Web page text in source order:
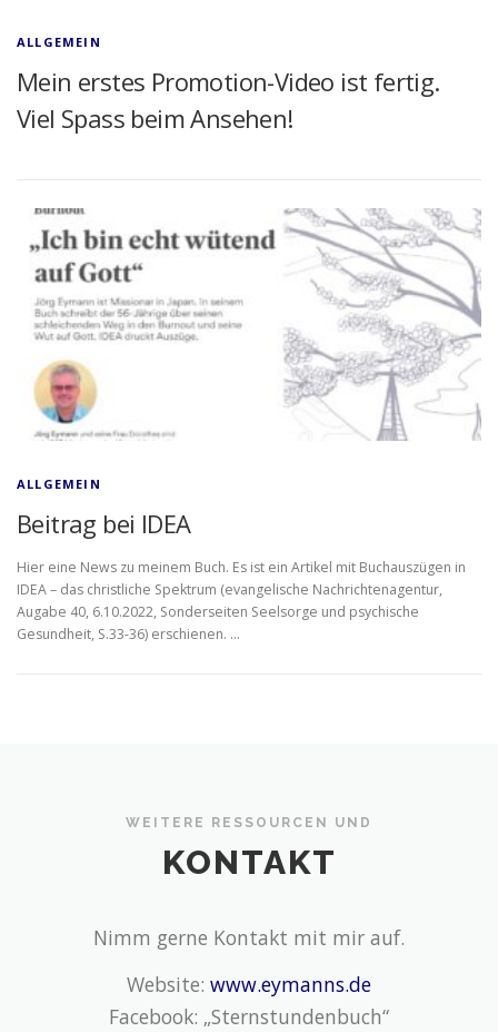
ALLGEMEIN
Mein erstes Promotion-Video ist fertig.
Viel Spass beim Ansehen!
ALLGEMEIN
Beitrag bei IDEA
Hier eine News zu meinem Buch. Es ist ein Artikel mit Buchauszügen in
IDEA – das christliche Spektrum (evangelische Nachrichtenagentur,
Augabe 40, 6.10.2022, Sonderseiten Seelsorge und psychische
Gesundheit, S.33-36) erschienen. …
WEITERE RESSOURCEN UND
KONTAKT
Nimm gerne Kontakt mit mir auf.
Website: www.eymanns.de
Facebook: „Sternstundenbuch“